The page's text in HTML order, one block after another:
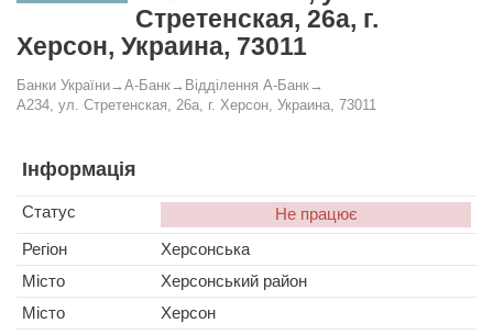
Стретенская, 26а, г.
Херсон, Украина, 73011
Банки України→ А-Банк→ Відділення А-Банк→
A234, ул. Стретенская, 26а, г. Херсон, Украина, 73011
Інформація
Статус
Не працює
Регіон
Херсонська
Місто
Херсонський район
Місто
Херсон